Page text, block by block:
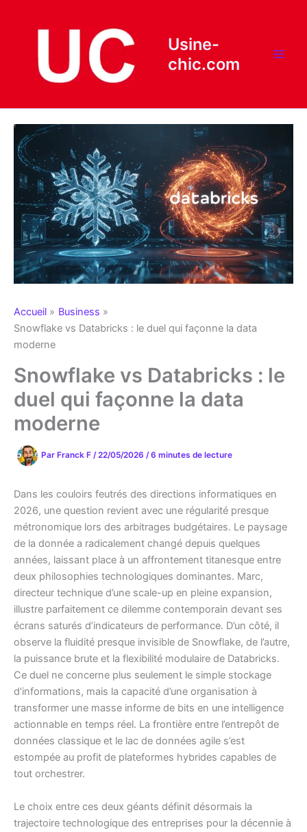
Usine-
chic.com
Accueil
Business
Snowflake vs Databricks : le duel qui façonne la data
moderne
Snowflake vs Databricks : le
duel qui façonne la data
moderne
Par Franck F /22/05/2026 /6 minutes de lecture
Dans les couloirs feutrés des directions informatiques en
2026, une question revient avec une régularité presque
métronomique lors des arbitrages budgétaires. Le paysage
de la donnée a radicalement changé depuis quelques
années, laissant place à un affrontement titanesque entre
deux philosophies technologiques dominantes. Marc,
directeur technique d’une scale-up en pleine expansion,
illustre parfaitement ce dilemme contemporain devant ses
écrans saturés d’indicateurs de performance. D’un côté, il
observe la fluidité presque invisible de Snowflake, de l’autre,
la puissance brute et la flexibilité modulaire de Databricks.
Ce duel ne concerne plus seulement le simple stockage
d’informations, mais la capacité d’une organisation à
transformer une masse informe de bits en une intelligence
actionnable en temps réel. La frontière entre l’entrepôt de
données classique et le lac de données agile s’est
estompée au profit de plateformes hybrides capables de
tout orchestrer.
Le choix entre ces deux géants définit désormais la
trajectoire technologique des entreprises pour la décennie à